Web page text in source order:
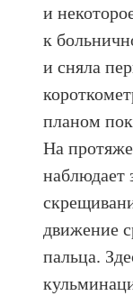
и
к
и сняла
планом
На
наблюдает
движение
пальца.